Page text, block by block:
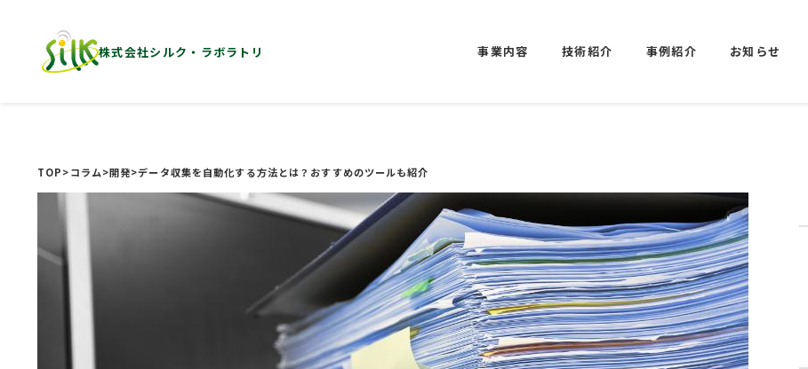
株式会社シルク・ラボラトリ 事業内容 技術紹介 事例紹介 お知らせ
TOP>コラム>開発>データ収集を自動化する方法とは？おすすめのツールも紹介